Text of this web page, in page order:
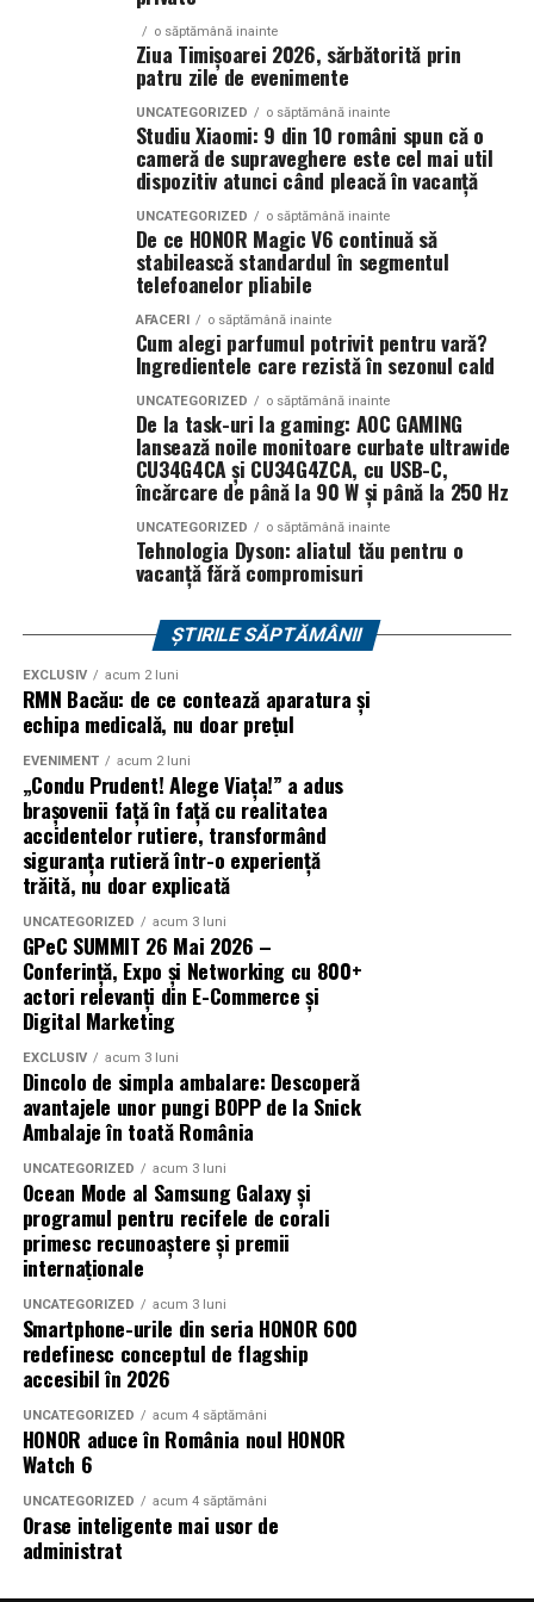
din România, printre care București, Alba Iulia, Cluj-
Napoca, Sibiu și Târgu Mureș, având ca obiectiv
principal reducerea numărului de accidente prin
educație, prevenție și implicarea activă a comunității.
Proiectul a fost organizat cu sprijinul partenerilor și
sponsorilor: Allianz Țiriac, Accenture, Coresi, Autoliv,
Academia Titi Aur, ISU, IPJ, IJJ, Pro Rally Racing Team
(ERA), OC Racing Team, LS Driving Academy, Siguranța
Auto Copii, Lifetime Events, Ugly Bikers, Oaki, Crust
Focacceria și Panoramic.
Despre Rotaract
Rotaract este o organizație internațională dedicată
tinerilor cu vârste de peste 18 ani, care dezvoltă
proiecte de voluntariat, educație, leadership și implicare
comunitară. Parte a familiei Rotary International,
Rotaract reunește tineri profesioniști și studenți care își
propun să genereze schimbări pozitive în comunitățile
din care fac parte, prin inițiative sociale, educaționale,
BVON.ro
Necula, Alexandra Răduță.
De „Ziua Îndrăgostiților”, pe 14 februarie, în Cinema
City Iulius Mall Suceava, de la 18:30
invitați la film alături de regizorulPaul Decu
Sergiu Costache, Vlad si Oana Gherman,
Alexandra Răduță.
Cineplexx Băneasa Shopping City
găzduiește o proiecție specială în prezența
întregii echipe pe15 februarie, de la 17:30.
, regizorulPaul Decu și actoriiSergiu
Costache, Azaleea Necula și Oana Ghermanvor
ajunge la cinematografulInspire VIP Electroputere
Mall pe 16 februarie de la ora 18:00
Vlad Gherman, Oana Gherman și Ioana
vin la întâlnirea cu publicul dinCinema City
Vivo! Pitești pe 17 februarie, de la 18:30și vor
participa la o discuție după proiecție, alături de
Paul Decu.
Caravana„În pielea mea”ajunge laCinema City
Shopping City Ploiești, pe 18 februarie,
proiecția specială introdusă de regizorul
alături de actorii Ioana State, Vlad și Oana Gherman,
Azaleea Necula și Gabriel Vatavu.
O comedie actuală și spumoasă, filmul
mea”este distribuit de T.R.I.B.E. Films.
TRAILER:https://bit.ly/InPieleaMea
Site oficial:inpieleamea.ro
Mai multe detalii, imagini de la filmări, fragmente din
film, declarații din partea actorilor și informații despre
concursuri sunt disponibile pe paginile social media ale
filmului deFacebook
Adrian Pădurețu semnează imaginea filmului. De sunet
s-a ocupat Bogdan Ivanovici, de scenografie Anca
Miron, iar de costume Francisca Vass.
„În Pielea Mea” este un film produs de: CB MOTION
PICTURES.
Producător asociat: MAGNETIC MEDIA PRODUCTIONS
Producător: Claudiu Boboc
Producător executiv: Adela Mara
Manager producție: Iulia Cezara Roșu
Casting: ELEPHANT MEDIA
Realizat cu sprijinul:
o săptămână inainte
Ziua Timișoarei 2026, sărbătorită prin
patru zile de evenimente
UNCATEGORIZED o săptămână inainte
Studiu Xiaomi: 9 din 10 români spun că o
cameră de supraveghere este cel mai util
dispozitiv atunci când pleacă în vacanță
UNCATEGORIZED o săptămână inainte
De ce HONOR Magic V6 continuă să
stabilească standardul în segmentul
telefoanelor pliabile
AFACERI o săptămână inainte
Cum alegi parfumul potrivit pentru vară?
Ingredientele care rezistă în sezonul cald
UNCATEGORIZED o săptămână inainte
De la task-uri la gaming: AOC GAMING
lansează noile monitoare curbate ultrawide
CU34G4CA și CU34G4ZCA, cu USB-C,
încărcare de până la 90 W și până la 250 Hz
UNCATEGORIZED o săptămână inainte
Tehnologia Dyson: aliatul tău pentru o
vacanță fără compromisuri
ȘTIRILE SĂPTĂMÂNII
EXCLUSIV acum 2 luni
RMN Bacău: de ce contează aparatura și
echipa medicală, nu doar prețul
EVENIMENT acum 2 luni
„Condu Prudent! Alege Viața!” a adus
brașovenii față în față cu realitatea
accidentelor rutiere, transformând
siguranța rutieră într-o experiență
trăită, nu doar explicată
UNCATEGORIZED acum 3 luni
GPeC SUMMIT 26 Mai 2026 –
Conferință, Expo și Networking cu 800+
actori relevanți din E-Commerce și
Digital Marketing
EXCLUSIV acum 3 luni
Dincolo de simpla ambalare: Descoperă
avantajele unor pungi BOPP de la Snick
Ambalaje în toată România
UNCATEGORIZED acum 3 luni
Ocean Mode al Samsung Galaxy și
programul pentru recifele de corali
primesc recunoaștere și premii
internaționale
UNCATEGORIZED acum 3 luni
Smartphone-urile din seria HONOR 600
redefinesc conceptul de flagship
accesibil în 2026
UNCATEGORIZED acum 4 săptămâni
HONOR aduce în România noul HONOR
Watch 6
UNCATEGORIZED acum 4 săptămâni
Orase inteligente mai usor de
administrat